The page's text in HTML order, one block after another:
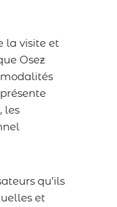
la visite et
Osez
les
qu’ils
et